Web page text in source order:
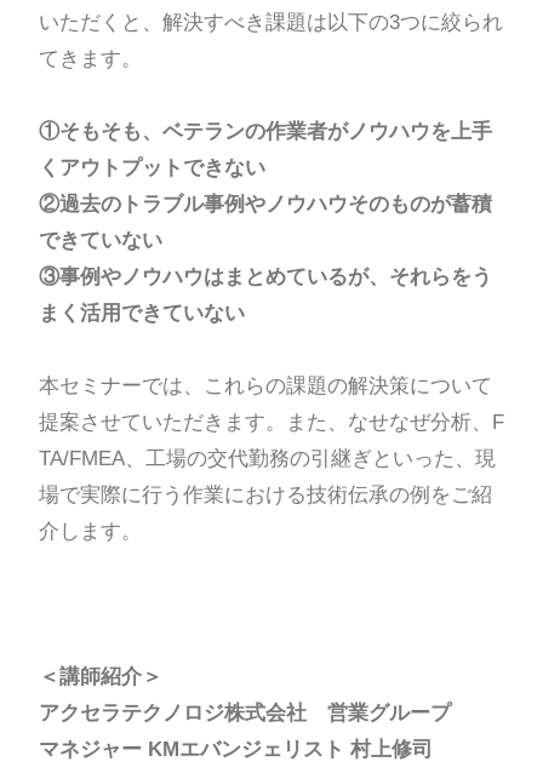
いただくと、解決すべき課題は以下の3つに絞られ
てきます。
①そもそも、ベテランの作業者がノウハウを上手
くアウトプットできない
②過去のトラブル事例やノウハウそのものが蓄積
できていない
③事例やノウハウはまとめているが、それらをう
まく活用できていない
本セミナーでは、これらの課題の解決策について
提案させていただきます。また、なせなぜ分析、F
TA/FMEA、工場の交代勤務の引継ぎといった、現
場で実際に行う作業における技術伝承の例をご紹
介します。
＜講師紹介＞
アクセラテクノロジ株式会社 営業グループ
マネジャー KMエバンジェリスト 村上修司